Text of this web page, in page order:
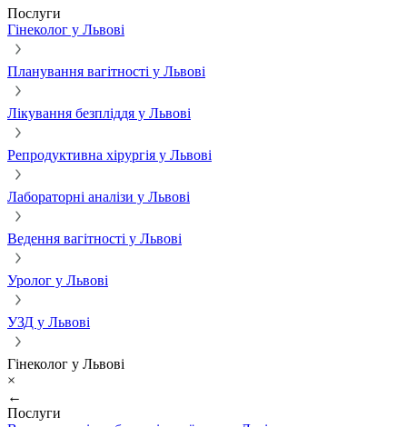
Послуги
Гінеколог у Львові
Планування вагітності у Львові
Лікування безпліддя у Львові
Репродуктивна хірургія у Львові
Лабораторні аналізи у Львові
Ведення вагітності у Львові
Уролог у Львові
УЗД у Львові
Гінеколог у Львові
×
←
Послуги